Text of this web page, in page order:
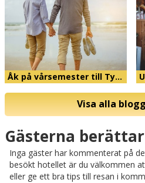
Åk på vårsemester till Ty…
Visa alla
Karta
Gästerna berättar
Inga gäster har kommenterat på
besökt hotellet är du välkommen
eller ge ett bra tips till resan i